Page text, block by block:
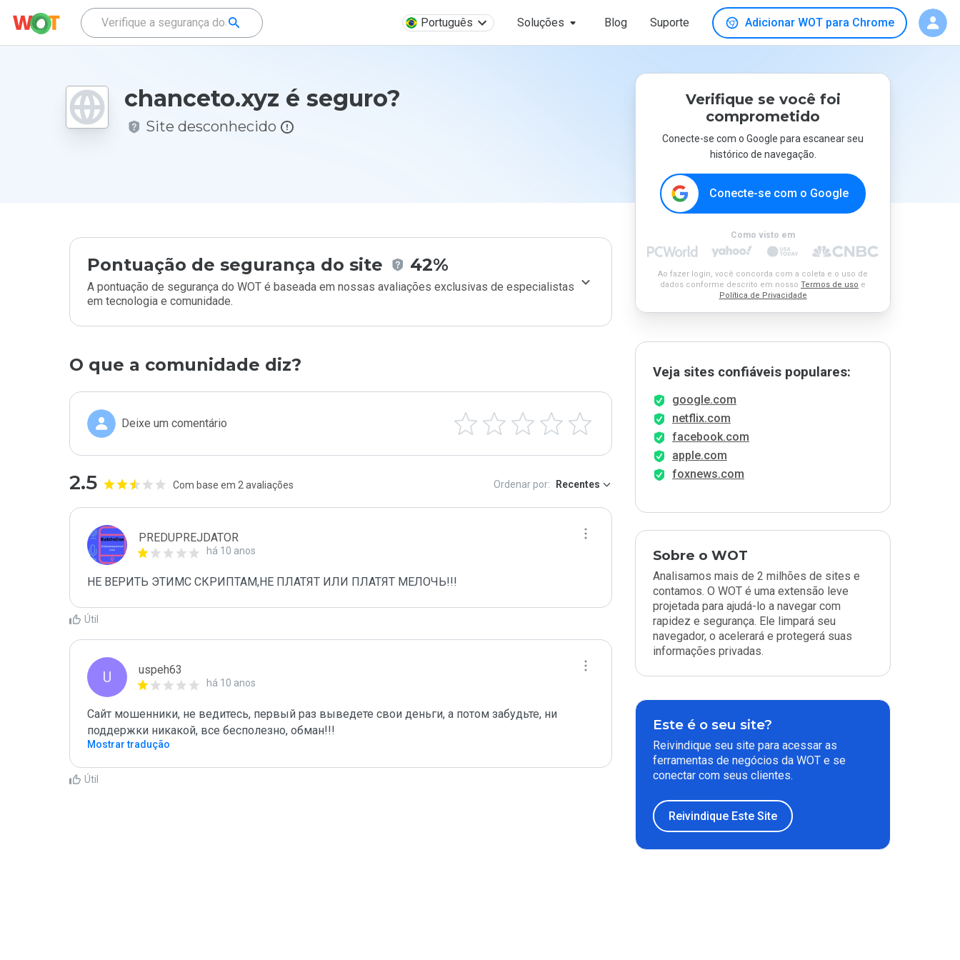
Português Soluções Blog Suporte Adicionar WOT para Chrome
chanceto.xyz é seguro?
Site desconhecido
Pontuação de segurança do site 42%
A pontuação de segurança do WOT é baseada em nossas avaliações exclusivas de especialistas
em tecnologia e comunidade.
O que a comunidade diz?
Deixe um comentário
2.5 Com base em 2 avaliações Ordenar por: Recentes
PREDUPREJDATOR
há 10 anos
НЕ ВЕРИТЬ ЭТИМС СКРИПТАМ,НЕ ПЛАТЯТ ИЛИ ПЛАТЯТ МЕЛОЧЬ!!!
Útil
U uspeh63
há 10 anos
Сайт мошенники, не ведитесь, первый раз выведете свои деньги, а потом забудьте, ни
поддержки никакой, все бесполезно, обман!!!
Mostrar tradução
Útil
Verifique se você foi
comprometido
Conecte-se com o Google para escanear seu
histórico de navegação.
Conecte-se com o Google
Como visto em
Ao fazer login, você concorda com a coleta e o uso de
dados conforme descrito em nosso Termos de uso e
Política de Privacidade
Veja sites confiáveis populares:
google.com
netflix.com
facebook.com
apple.com
foxnews.com
Sobre o WOT
Analisamos mais de 2 milhões de sites e
contamos. O WOT é uma extensão leve
projetada para ajudá-lo a navegar com
rapidez e segurança. Ele limpará seu
navegador, o acelerará e protegerá suas
informações privadas.
Este é o seu site?
Reivindique seu site para acessar as
ferramentas de negócios da WOT e se
conectar com seus clientes.
Reivindique Este Site